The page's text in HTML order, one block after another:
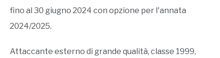
fino al 30 giugno 2024 con opzione per l'annata
2024/2025.
Attaccante esterno di grande qualità, classe 1999,